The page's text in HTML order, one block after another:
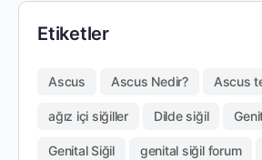
Etiketler
Ascus Ascus Nedir? Ascus
ağız içi siğiller Dilde siğil
Genital Siğil genital siğil forum